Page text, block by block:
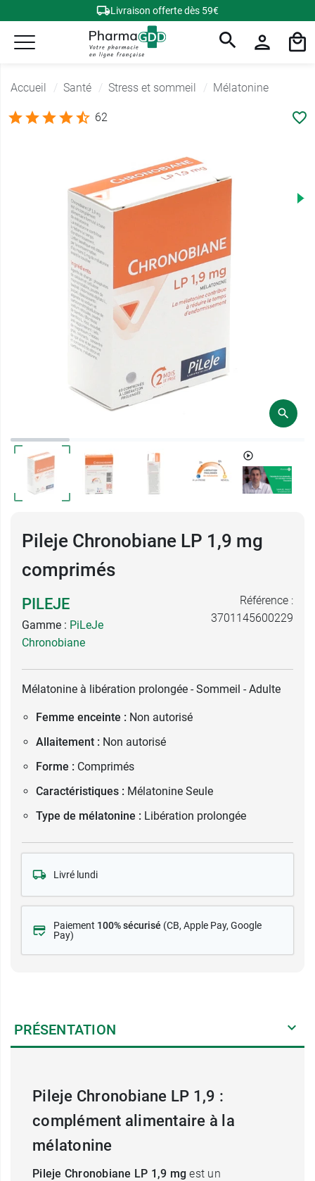
Livraison offerte dès 59€
Accueil Santé Stress et sommeil Mélatonine
62
Pileje Chronobiane LP 1,9 mg
comprimés
PILEJE
Gamme : PiLeJe
Chronobiane
Référence :
3701145600229
Mélatonine à libération prolongée - Sommeil - Adulte
Femme enceinte : Non autorisé
Allaitement : Non autorisé
Forme : Comprimés
Caractéristiques : Mélatonine Seule
Type de mélatonine : Libération prolongée
Livré lundi
Paiement 100% sécurisé (CB, Apple Pay, Google
Pay)
PRÉSENTATION
Pileje Chronobiane LP 1,9 :
complément alimentaire à la
mélatonine
Pileje Chronobiane LP 1,9 mg est un